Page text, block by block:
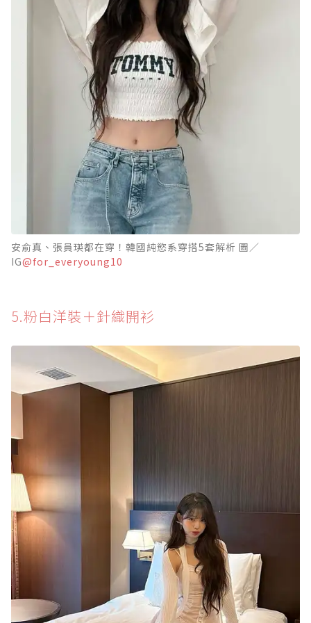
安俞真、張員瑛都在穿！韓國純慾系穿搭5套解析 圖／
IG@for_everyoung10
5.粉白洋裝＋針織開衫